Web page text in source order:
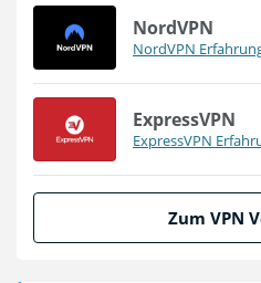
NordVPN
NordVPN
ExpressVPN
ExpressVPN
Zum VPN